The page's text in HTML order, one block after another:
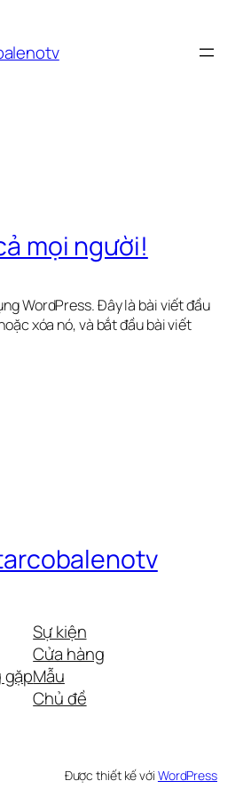
mọi người!
WordPress. Đây là bài viết đầu
xóa nó, và bắt đầu bài viết
Sự kiện
Cửa hàng
Mẫu
Chủ đề
Được thiết kế với WordPress